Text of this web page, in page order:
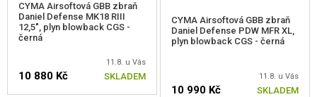
POŠKOZENÉ, POUŽITÉ ZBOŽÍ
SLEVY, AKCE
CYMA Airsoftová GBB zbraň
Daniel Defense MK18 RIII
12,5", plyn blowback CGS -
černá
11.8. u Vás
10 880 Kč SKLADEM
CYMA Airsoftová GBB zbraň
Daniel Defense PDW MFR XL,
plyn blowback CGS - černá
11.8. u Vás
10 990 Kč SKLADEM